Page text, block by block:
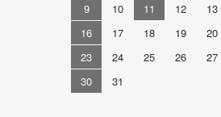
9
10 11 12 13
16
17 18 19 20
23
24 25 26 27
30
31